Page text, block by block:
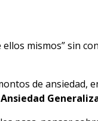
mismos” sin
de ansiedad,